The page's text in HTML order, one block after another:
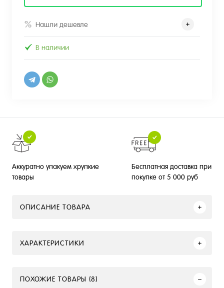
Нашли дешевле
В наличии
Аккуратно упакуем хрупкие
товары
Бесплатная доставка при
покупке от 5 000 руб
ОПИСАНИЕ ТОВАРА
ХАРАКТЕРИСТИКИ
ПОХОЖИЕ ТОВАРЫ (8)